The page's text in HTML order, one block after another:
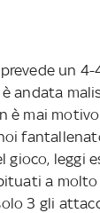
un
andata
è mai
gioco, leggi
a molto
3 gli